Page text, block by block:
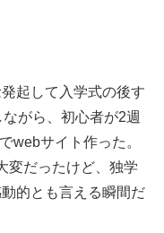
起して入学式の後す
がら、初心者が2週
webサイト作った。
変だったけど、独学
的とも言える瞬間だ